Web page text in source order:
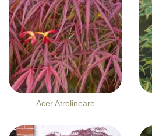
Acer Atrolineare